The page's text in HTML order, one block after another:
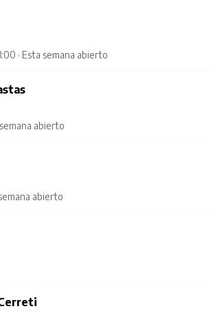
· Esta semana abierto
abierto
abierto